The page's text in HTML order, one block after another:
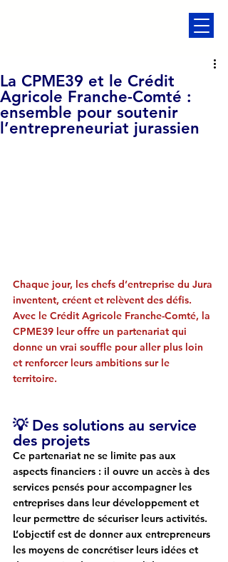
La CPME39 et le Crédit
Agricole Franche-Comté :
ensemble pour soutenir
l’entrepreneuriat jurassien
Chaque jour, les chefs d’entreprise du Jura
inventent, créent et relèvent des défis.
Avec le Crédit Agricole Franche-Comté, la
CPME39 leur offre un partenariat qui
donne un vrai souffle pour aller plus loin
et renforcer leurs ambitions sur le
territoire.
💡 Des solutions au service
des projets
Ce partenariat ne se limite pas aux
aspects financiers : il ouvre un accès à des
services pensés pour accompagner les
entreprises dans leur développement et
leur permettre de sécuriser leurs activités.
L’objectif est de donner aux entrepreneurs
les moyens de concrétiser leurs idées et